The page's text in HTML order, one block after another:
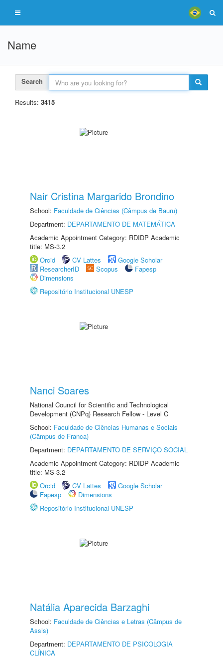
Name
Search
Results: 3415
Nair Cristina Margarido Brondino
School: Faculdade de Ciências (Câmpus de Bauru)
Department: DEPARTAMENTO DE MATEMÁTICA
Academic Appointment Category: RDIDP Academic
title: MS-3.2
Orcid
CV Lattes
Google Scholar
ResearcherID
Scopus
Fapesp
Dimensions
Repositório Institucional UNESP
Nanci Soares
National Council for Scientific and Technological
Development (CNPq) Research Fellow - Level C
School: Faculdade de Ciências Humanas e Sociais
(Câmpus de Franca)
Department: DEPARTAMENTO DE SERVIÇO SOCIAL
Academic Appointment Category: RDIDP Academic
title: MS-3.2
Orcid
CV Lattes
Google Scholar
Fapesp
Dimensions
Repositório Institucional UNESP
Natália Aparecida Barzaghi
School: Faculdade de Ciências e Letras (Câmpus de
Assis)
Department: DEPARTAMENTO DE PSICOLOGIA
CLÍNICA